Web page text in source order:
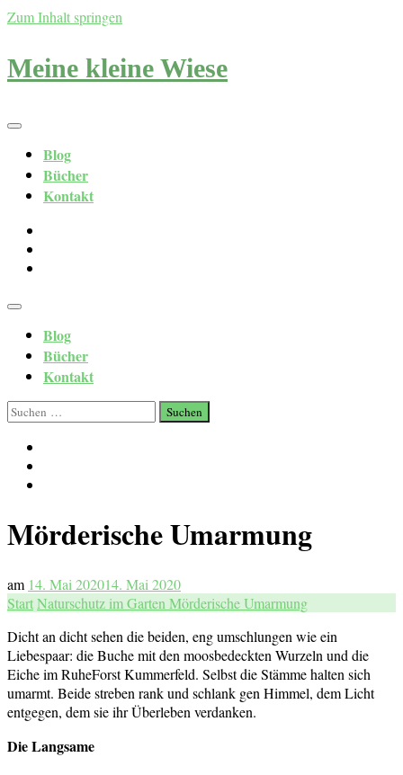
Zum Inhalt springen
Meine kleine Wiese
Blog
Bücher
Kontakt
Blog
Bücher
Kontakt
Suchen
nach:
Mörderische Umarmung
am 14. Mai 202014. Mai 2020
StartNaturschutz im Garten Mörderische Umarmung
Dicht an dicht sehen die beiden, eng umschlungen wie ein
Liebespaar: die Buche mit den moosbedeckten Wurzeln und die
Eiche im RuheForst Kummerfeld. Selbst die Stämme halten sich
umarmt. Beide streben rank und schlank gen Himmel, dem Licht
entgegen, dem sie ihr Überleben verdanken.
Die Langsame